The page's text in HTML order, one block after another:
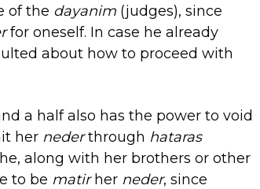
of the dayanim (judges), since
for oneself. In case he already
about how to proceed with
a half also has the power to void
her nederthrough hataras
he, along with her brothers or other
to be matirher neder, since